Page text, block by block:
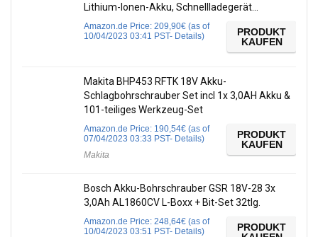
Lithium-Ionen-Akku, Schnellladegerät…
Amazon.de Price: 209,90€ (as of
10/04/2023 03:41 PST- Details)
PRODUKT
KAUFEN
Makita BHP453 RFTK 18V Akku-
Schlagbohrschrauber Set incl 1x 3,0AH Akku &
101-teiliges Werkzeug-Set
Amazon.de Price: 190,54€ (as of
07/04/2023 03:33 PST- Details)
Makita
PRODUKT
KAUFEN
Bosch Akku-Bohrschrauber GSR 18V-28 3x
3,0Ah AL1860CV L-Boxx + Bit-Set 32tlg.
Amazon.de Price: 248,64€ (as of
10/04/2023 03:51 PST- Details)
PRODUKT